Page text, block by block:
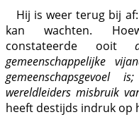
Hij is weer terug bij af:
kan wachten.
constateerde ooit
gemeenschappelijke
gemeenschapsgevoel
wereldleiders misbruik
heeft destijds indruk op